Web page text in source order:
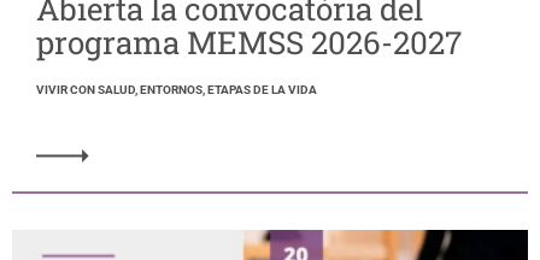
Abierta la convocatòria del
programa MEMSS 2026-2027
VIVIR CON SALUD, ENTORNOS, ETAPAS DE LA VIDA